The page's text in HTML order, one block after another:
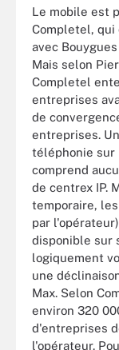
Le mobile est
Completel, qui
avec
Mais selon
Completel
entreprises
de
entreprises.
téléphonie sur
comprend
de centrex IP.
temporaire,
par
disponible sur
logiquement
une
Max. Selon
environ 320
d'entreprises
l'opérateur.